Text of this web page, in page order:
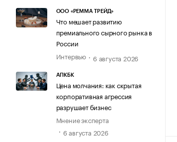
ООО «РЕММА ТРЕЙД»
Что мешает развитию
премиального сырного рынка в
России
Интервью
6 августа 2026
АПКБК
Цена молчания: как скрытая
корпоративная агрессия
разрушает бизнес
Мнение эксперта
6 августа 2026